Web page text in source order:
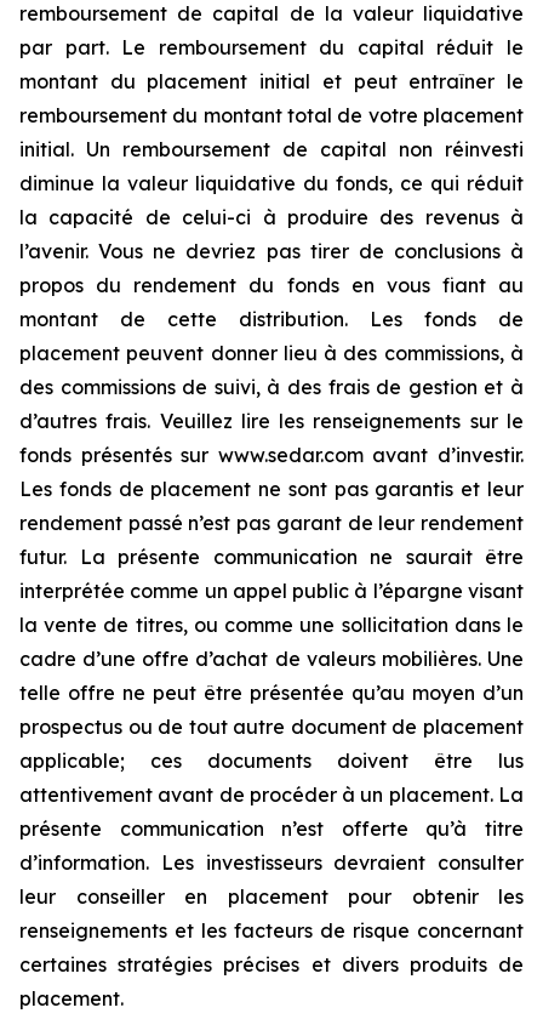
remboursement de capital de la valeur liquidative
par part. Le remboursement du capital réduit le
montant du placement initial et peut entraîner le
remboursement du montant total de votre placement
initial. Un remboursement de capital non réinvesti
diminue la valeur liquidative du fonds, ce qui réduit
la capacité de celui-ci à produire des revenus à
l’avenir. Vous ne devriez pas tirer de conclusions à
propos du rendement du fonds en vous fiant au
montant de cette distribution. Les fonds de
placement peuvent donner lieu à des commissions, à
des commissions de suivi, à des frais de gestion et à
d’autres frais. Veuillez lire les renseignements sur le
fonds présentés sur www.sedar.com avant d’investir.
Les fonds de placement ne sont pas garantis et leur
rendement passé n’est pas garant de leur rendement
futur. La présente communication ne saurait être
interprétée comme un appel public à l’épargne visant
la vente de titres, ou comme une sollicitation dans le
cadre d’une offre d’achat de valeurs mobilières. Une
telle offre ne peut être présentée qu’au moyen d’un
prospectus ou de tout autre document de placement
applicable; ces documents doivent être lus
attentivement avant de procéder à un placement. La
présente communication n’est offerte qu’à titre
d’information. Les investisseurs devraient consulter
leur conseiller en placement pour obtenir les
renseignements et les facteurs de risque concernant
certaines stratégies précises et divers produits de
placement.